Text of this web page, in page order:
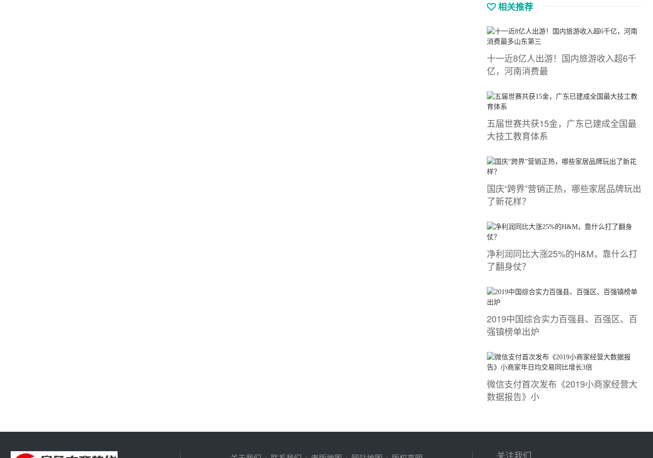
相关推荐
十一近8亿人出游！国内旅游收入超6千
亿，河南消费最
五届世赛共获15金，广东已建成全国最
大技工教育体系
国庆“跨界”营销正热，哪些家居品牌玩出
了新花样？
净利润同比大涨25%的H&M，靠什么打
了翻身仗？
2019中国综合实力百强县、百强区、百
强镇榜单出炉
微信支付首次发布《2019小商家经营大
数据报告》小
关注我们